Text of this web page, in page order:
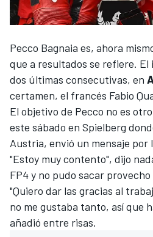
Pecco Bagnaia es, ahora
que a resultados se refiere. El
dos últimas consecutivas, en
certamen, el francés Fabio
El objetivo de Pecco no es
este sábado en Spielberg
Austria, envió un mensaje por
"Estoy muy contento", dijo
FP4 y no pudo sacar
"Quiero dar las gracias al
no me gustaba tanto, así que
añadió entre risas.